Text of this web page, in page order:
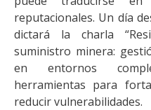
reputacionales. Un día
dictará la charla
suministro minera:
en entornos
herramientas para
reducir vulnerabilidades.